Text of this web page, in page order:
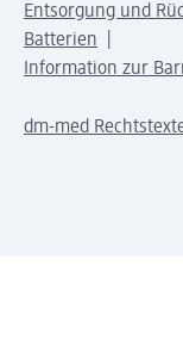
Entsorgung und
Batterien
Information zur
dm-med